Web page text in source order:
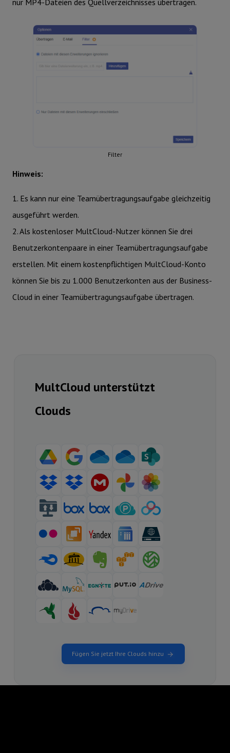
Filter
Hinweis:
1. Es kann nur eine Teamübertragungsaufgabe gleichzeitig
ausgeführt werden.
2. Als kostenloser MultCloud-Nutzer können Sie drei
Benutzerkontenpaare in einer Teamübertragungsaufgabe
erstellen. Mit einem kostenpflichtigen MultCloud-Konto
können Sie bis zu 1.000 Benutzerkonten aus der Business-
Cloud in einer Teamübertragungsaufgabe übertragen.
MultCloud unterstützt
Clouds
Fügen Sie jetzt Ihre Clouds hinzu